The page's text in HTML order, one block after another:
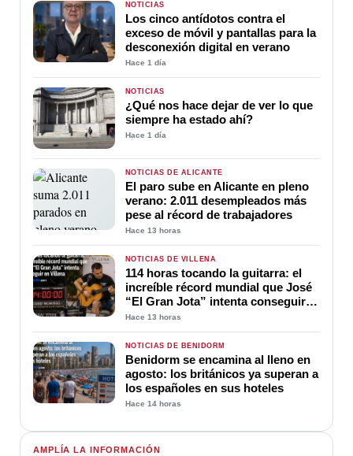
AMPLÍA LA INFORMACIÓN
NOTICIAS
Los cinco antídotos contra el
exceso de móvil y pantallas para la
desconexión digital en verano
Hace 1 día
NOTICIAS
¿Qué nos hace dejar de ver lo que
siempre ha estado ahí?
Hace 1 día
NOTICIAS DE ALICANTE
El paro sube en Alicante en pleno
verano: 2.011 desempleados más
pese al récord de trabajadores
Hace 13 horas
NOTICIAS DE VILLENA
114 horas tocando la guitarra: el
increíble récord mundial que José
“El Gran Jota” intenta conseguir
en Villena
Hace 13 horas
NOTICIAS DE BENIDORM
Benidorm se encamina al lleno en
agosto: los británicos ya superan a
los españoles en sus hoteles
Hace 14 horas